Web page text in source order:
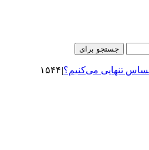
جستجو برای
تنهایی می‌کنیم؟|۱۵۴۴